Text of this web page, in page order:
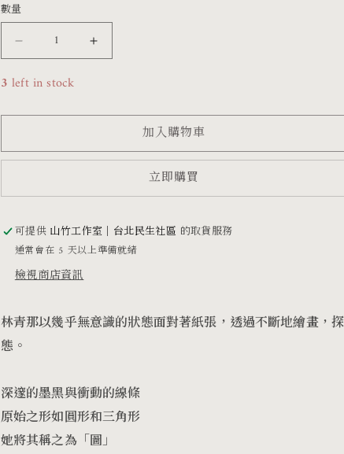
數量
《く
る
版
刷
明
信
片
量
減
少
《く
版
刷
明
信
量
加
3 left in stock
加入購物車
立即購買
可提供 山竹工作室｜台北民生社區 的取貨服務
通常會在 5 天以上準備就緒
檢視商店資訊
林青那以幾乎無意識的狀態面對著紙張，透過不斷地繪畫，
態。
深邃的墨黑與衝動的線條
原始之形如圓形和三角形
她將其稱之為「圖」